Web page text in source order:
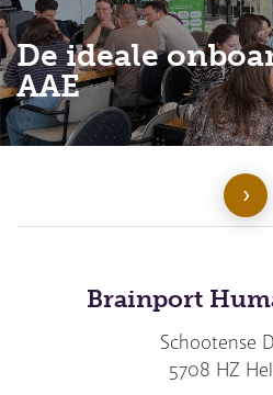
De ideale
AAE
›
Brainport
Schootense
5708 HZ